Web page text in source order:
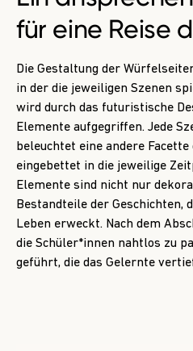
für eine Reise
Die Gestaltung der
in der die jeweiligen Szenen
wird durch das futuristische
Elemente aufgegriffen. Jede
beleuchtet eine andere
eingebettet in die jeweilige
Elemente sind nicht nur
Bestandteile der Geschichten,
Leben erweckt. Nach dem
die Schüler*innen nahtlos zu
geführt, die das Gelernte